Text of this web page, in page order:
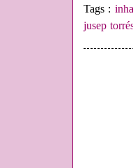
Tags :inha
jusep